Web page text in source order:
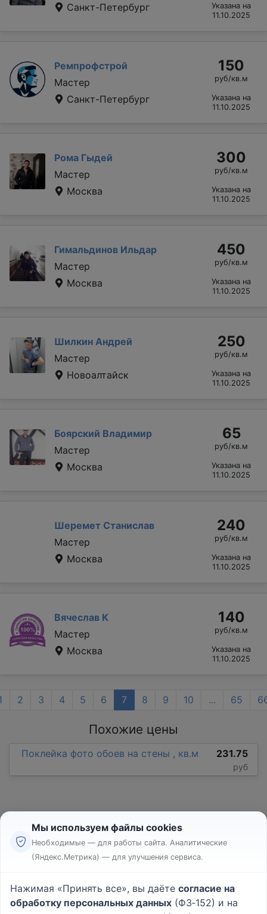
Санкт-Петербург
Указана на
11.10.2025
Ремпрофстрой
Мастер
Санкт-Петербург
150
руб/кв.м
Указана на
11.10.2025
Рома Гыдей
Мастер
Москва
300
руб/кв.м
Указана на
11.10.2025
Гимальдинов Ильдар
Мастер
Москва
450
руб/кв.м
Указана на
11.10.2025
Шилкин Андрей
Мастер
Новоалтайск
250
руб/кв.м
Указана на
11.10.2025
Боярский Владимир
Мастер
Москва
65
руб/кв.м
Указана на
11.10.2025
Шеремет Станислав
Мастер
Москва
240
руб/кв.м
Указана на
11.10.2025
Вячеслав К
Мастер
Москва
140
руб/кв.м
Указана на
11.10.2025
2 3 4 5 6 7 8 9 10 ... 65
Похожие цены
Поклейка фото обоев на стены , кв.м 231.75
руб
Реклама
Пользовательское соглашение
Политика конфиденциальности
Мы используем файлы cookies
Необходимые — для работы сайта. Аналитические
(Яндекс.Метрика) — для улучшения сервиса.
Нажимая «Принять все», вы даёте согласие на
обработку персональных данных (ФЗ‑152) и на